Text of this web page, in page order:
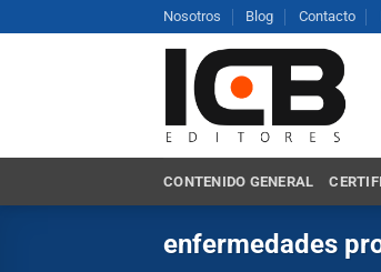
al
Nosotros Blog Contacto
CONTENIDO GENERAL
enfermedades